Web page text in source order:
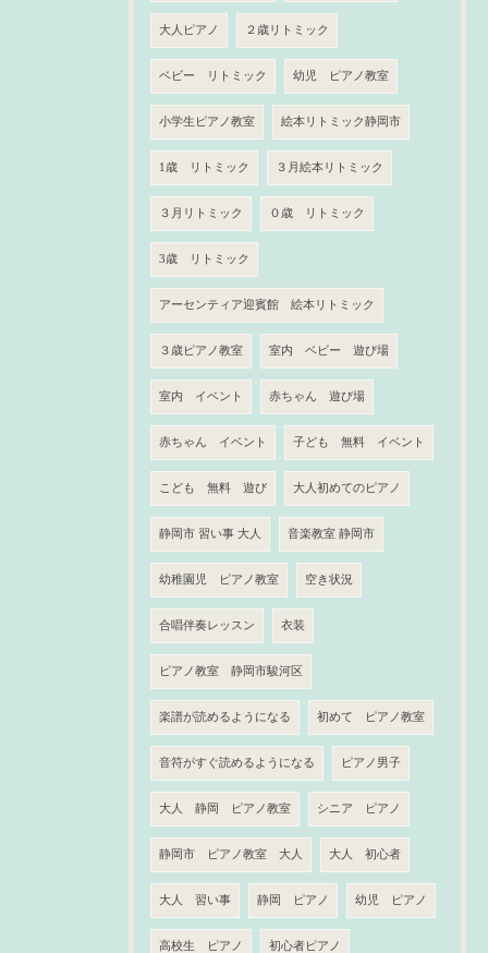
大人ピアノ ２歳リトミック
ベビー リトミック 幼児 ピアノ教室
小学生ピアノ教室 絵本リトミック静岡市
1歳 リトミック ３月絵本リトミック
３月リトミック ０歳 リトミック
3歳 リトミック
アーセンティア迎賓館 絵本リトミック
３歳ピアノ教室 室内 ベビー 遊び場
室内 イベント 赤ちゃん 遊び場
赤ちゃん イベント 子ども 無料 イベント
こども 無料 遊び 大人初めてのピアノ
静岡市 習い事 大人 音楽教室 静岡市
幼稚園児 ピアノ教室 空き状況
合唱伴奏レッスン 衣装
ピアノ教室 静岡市駿河区
楽譜が読めるようになる 初めて ピアノ教室
音符がすぐ読めるようになる ピアノ男子
大人 静岡 ピアノ教室 シニア ピアノ
静岡市 ピアノ教室 大人 大人 初心者
大人 習い事 静岡 ピアノ 幼児 ピアノ
高校生 ピアノ 初心者ピアノ